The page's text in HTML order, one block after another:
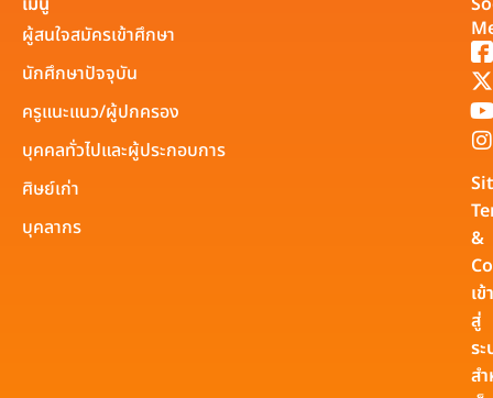
ผู้สนใจสมัครเข้าศึกษา
นักศึกษาปัจจุบัน
ครูแนะแนว/ผู้ปกครอง
บุคคลทั่วไปและผู้ประกอบการ
ศิษย์เก่า
บุคลากร
&
เข้า
สู่
ร
ส